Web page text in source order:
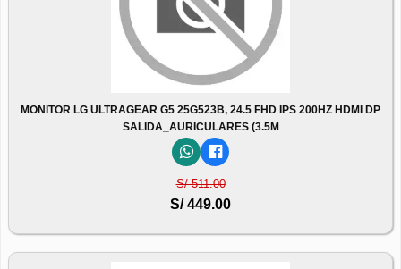
MONITOR LG ULTRAGEAR G5 25G523B, 24.5 FHD IPS 200HZ HDMI DP
SALIDA_AURICULARES (3.5M
S/ 511.00
S/ 449.00